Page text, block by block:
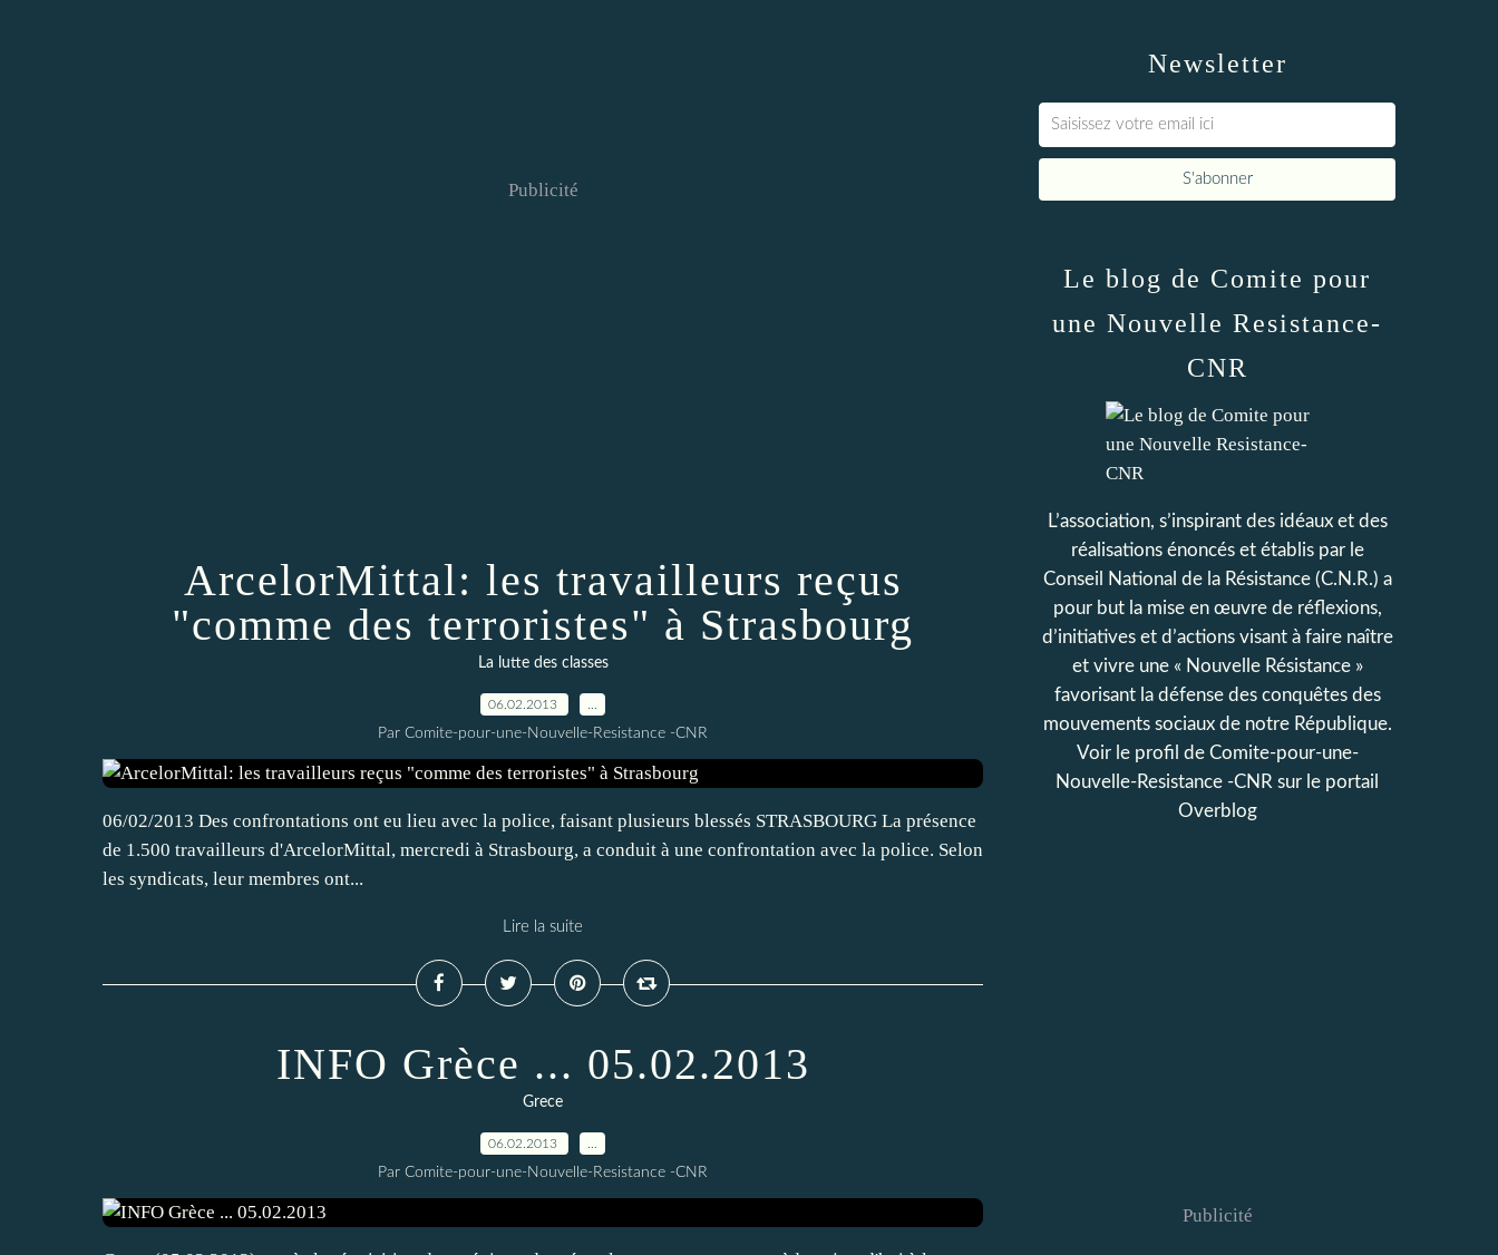
Publicité
ArcelorMittal: les travailleurs reçus
"comme des terroristes" à Strasbourg
La lutte des classes
06.02.2013
Par Comite-pour-une-Nouvelle-Resistance -CNR
06/02/2013 Des confrontations ont eu lieu avec la police, faisant plusieurs blessés STRASBOURG La présence
de 1.500 travailleurs d'ArcelorMittal, mercredi à Strasbourg, a conduit à une confrontation avec la police. Selon
les syndicats, leur membres ont...
Lire la suite
INFO Grèce ... 05.02.2013
Grece
06.02.2013
Par Comite-pour-une-Nouvelle-Resistance -CNR
Newsletter
Le blog de Comite pour
une Nouvelle Resistance-
CNR
L’association, s’inspirant des idéaux et des
réalisations énoncés et établis par le
Conseil National de la Résistance (C.N.R.) a
pour but la mise en œuvre de réflexions,
d’initiatives et d’actions visant à faire naître
et vivre une « Nouvelle Résistance »
favorisant la défense des conquêtes des
mouvements sociaux de notre République.
Voir le profil de Comite-pour-une-
Nouvelle-Resistance -CNR sur le portail
Overblog
Publicité